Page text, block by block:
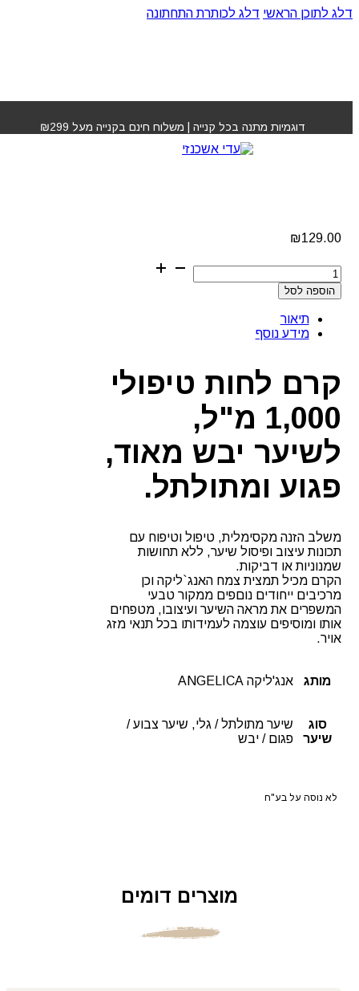
דלג לתוכן הראשי דלג לכותרת התחתונה
דוגמיות מתנה בכל קנייה | משלוח חינם בקנייה מעל ₪299
₪129.00
כמות
של
קרם
טיפולי
1,000
הוספה לסל
תיאור
מידע נוסף
קרם לחות טיפולי
1,000 מ"ל,
לשיער יבש מאוד,
פגוע ומתולתל.
משלב הזנה מקסימלית, טיפול וטיפוח עם
תכונות עיצוב ופיסול שיער, ללא תחושות
שמנוניות או דביקות.
הקרם מכיל תמצית צמח האנג`ליקה וכן
מרכיבים ייחודים נוםפים ממקור טבעי
המשפרים את מראה השיער ועיצובו, מטפחים
אותו ומוסיפים עוצמה לעמידותו בכל תנאי מזג
אויר.
מותג אנג'ליקה ANGELICA
סוג
שיער
שיער מתולתל / גלי, שיער צבוע /
פגום / יבש
לא נוסה על בע"ח
מוצרים דומים